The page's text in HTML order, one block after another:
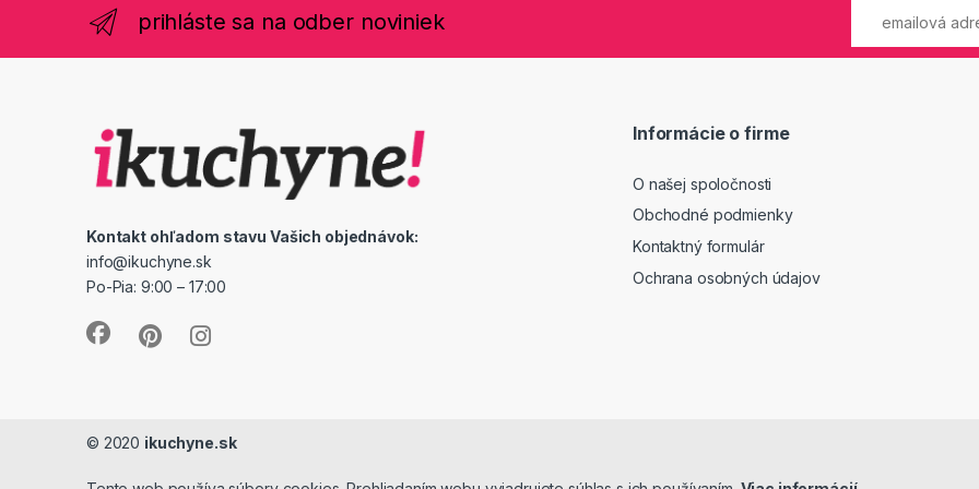
prihláste sa na odber noviniek
Kontakt ohľadom stavu Vašich objednávok:
info@ikuchyne.sk
Po-Pia: 9:00 – 17:00
Informácie o firme
O našej spoločnosti
Obchodné podmienky
Kontaktný formulár
Ochrana osobných údajov
© 2020 ikuchyne.sk